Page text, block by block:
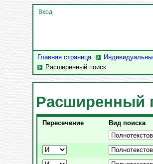
Главная страница
Расширенный поиск
Вход
Расширенный
Пересечение Вид поиска